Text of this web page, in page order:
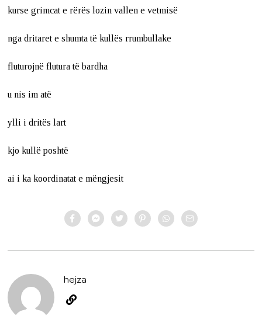
kurse grimcat e rërës lozin vallen e vetmisë
nga dritaret e shumta të kullës rrumbullake
fluturojnë flutura të bardha
u nis im atë
ylli i dritës lart
kjo kullë poshtë
ai i ka koordinatat e mëngjesit
hejza